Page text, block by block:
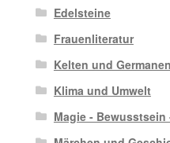
Edelsteine
Frauenliteratur
Kelten und
Klima und Umwelt
Magie - Bewusstsein